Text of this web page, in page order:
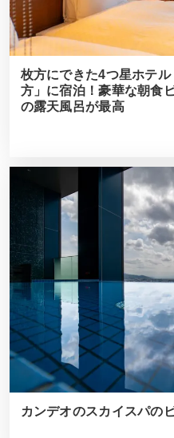
枚方にできた4つ星ホテ
方」に宿泊！豪華な朝食
の露天風呂が最高
カンデオのスカイスパの